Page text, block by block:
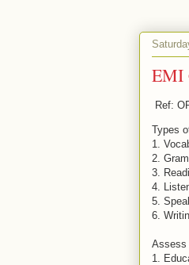
EMI
Ref:
Types
1.
2.
3.
4.
5.
6.
Assess
1.